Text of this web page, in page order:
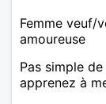
Femme veuf/
amoureuse
Pas simple
apprenez à